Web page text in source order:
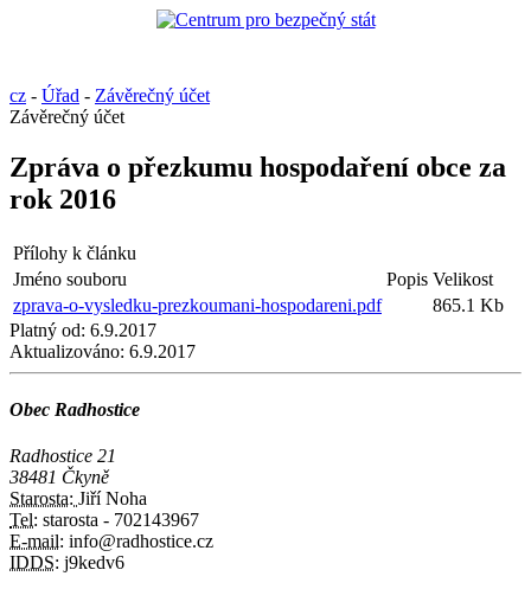
cz - Úřad - Závěrečný účet
Závěrečný účet
Zpráva o přezkumu hospodaření obce za
rok 2016
Přílohy k článku
Jméno souboru
Popis Velikost
zprava-o-vysledku-prezkoumani-hospodareni.pdf
865.1 Kb
Platný od: 6.9.2017
Aktualizováno: 6.9.2017
Obec Radhostice
Radhostice 21
38481 Čkyně
Starosta: Jiří Noha
Tel: starosta - 702143967
E-mail: info@radhostice.cz
IDDS: j9kedv6